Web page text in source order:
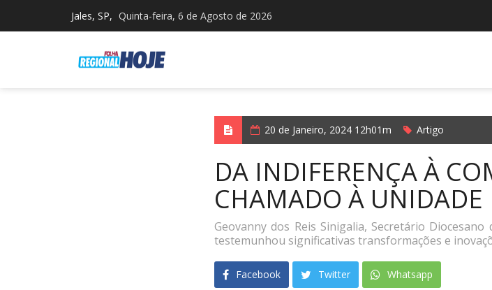
Jales, SP, Quinta-feira, 6 de Agosto de 2026
20 de Janeiro, 2024 12h01m Artigo
DA INDIFERENÇA À
CHAMADO À UNIDADE
Geovanny dos Reis Sinigalia, Secretário
testemunhou significativas transformações e
Facebook Twitter Whatsapp